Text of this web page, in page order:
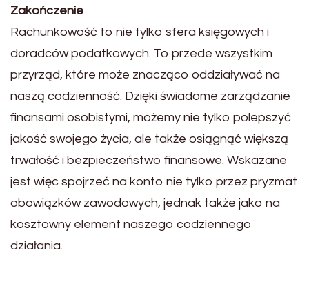
Zakończenie
Rachunkowość to nie tylko sfera księgowych i
doradców podatkowych. To przede wszystkim
przyrząd, które może znacząco oddziaływać na
naszą codzienność. Dzięki świadome zarządzanie
finansami osobistymi, możemy nie tylko polepszyć
jakość swojego życia, ale także osiągnąć większą
trwałość i bezpieczeństwo finansowe. Wskazane
jest więc spojrzeć na konto nie tylko przez pryzmat
obowiązków zawodowych, jednak także jako na
kosztowny element naszego codziennego
działania.